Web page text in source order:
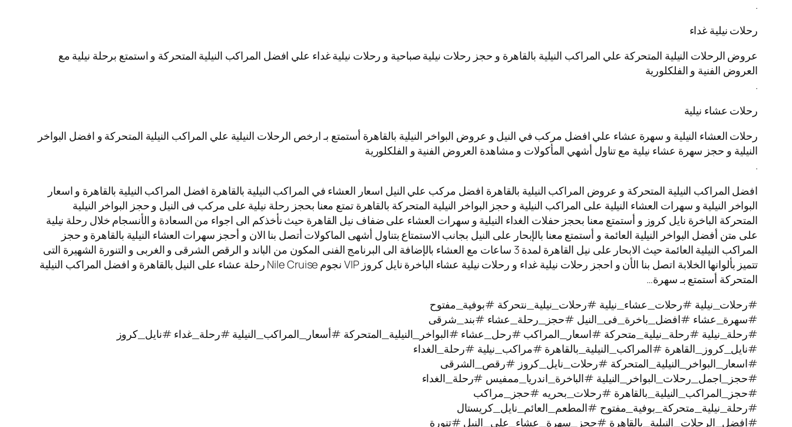
.
رحلات نيلية غداء
عروض الرحلات النيلية المتحركة علي المراكب النيلية بالقاهرة و حجز رحلات نيلية صباحية و رحلات نيلية غداء علي افضل المراكب النيلية المتحركة و استمتع برحلة نيلية مع
العروض الفنية و الفلكلورية
.
رحلات عشاء نيلية
رحلات العشاء النيلية و سهرة عشاء علي افضل مركب في النيل و عروض البواخر النيلية بالقاهرة أستمتع بـ ارخص الرحلات النيلية علي المراكب النيلية المتحركة و افضل البواخر
النيلية و حجز سهرة عشاء نيلية مع تناول أشهي المأكولات و مشاهدة العروض الفنية و الفلكلورية
.
افضل المراكب النيلية المتحركة و عروض المراكب النيلية بالقاهرة افضل مركب علي النيل اسعار العشاء في المراكب النيلية بالقاهرة افضل المراكب النيلية بالقاهرة و اسعار
البواخر النيلية و سهرات العشاء النيلية على المراكب النيلية و حجز البواخر النيلية المتحركة بالقاهرة تمتع معنا بحجز رحلة نيلية على مركب فى النيل و حجز البواخر النيلية
المتحركة الباخرة نايل كروز و أستمتع معنا بحجز حفلات الغداء النيلية و سهرات العشاء على ضفاف نيل القاهرة حيث نأخذكم الى اجواء من السعادة و الأنسجام خلال رحلة نيلية
على متن أفضل البواخر النيلية العائمة و أستمتع معنا بالإبحار على النيل بجانب الاستمتاع بتناول أشهى الماكولات أتصل بنا الان و أحجز سهرات العشاء النيلية بالقاهرة و حجز
المراكب النيلية العائمة حيث الابحار على نيل القاهرة لمدة 3 ساعات مع العشاء بالإضافة الى البرنامج الفنى المكون من الباند و الرقص الشرقى و الغربى و التنورة الشهيرة التى
تتميز بألوانها الخلابة اتصل بنا الأن و احجز رحلات نيلية غداء و رحلات نيلية عشاء الباخرة نايل كروز VIP نجوم Nile Cruise رحلة عشاء على النيل بالقاهرة و افضل المراكب النيلية
المتحركة أستمتع بـ سهرة…
#رحلات_نيلية #رحلات_عشاء_نيلية #رحلات_نيلية_نتحركة #بوفية_مفتوح
#سهرة_عشاء #افضل_باخرة_فى_النيل #حجز_رحلة_عشاء #بند_شرقى
#رحلة_نيلية #رحلة_نيلية_متحركة #اسعار_المراكب #رحل_عشاء #البواخر_النيلية_المتحركة #أسعار_المراكب_النيلية #رحلة_غداء #نايل_كروز
#نايل_كروز_القاهرة #المراكب_النيلية_بالقاهرة #مراكب_نيلية #رحلة_الغداء
#اسعار_البواخر_النيلية_المتحركة #رحلات_نايل_كروز #رقص_الشرقى
#حجز_اجمل_رحلات_البواخر_النيلية #الباخرة_اندريا_ممفيس #رحلة_الغداء
#حجز_المراكب_النيلية_بالقاهرة #رحلات_بحريه #حجز_مراكب
#رحلة_نيلية_متحركة_بوفية_مفتوح #المطعم_العائم_نايل_كريستال
#افضل_الرحلات_النيلية_بالقاهرة #حجز_سهرة_عشاء_على_النيل #تنورة